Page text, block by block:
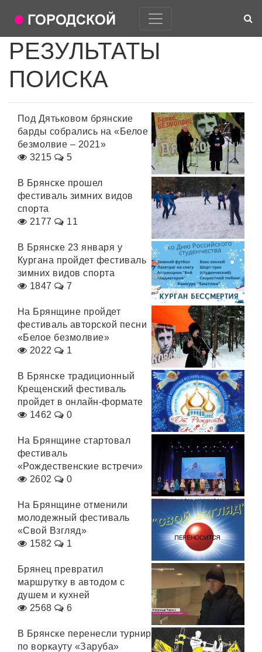
РЕЗУЛЬТАТЫ
ПОИСКА
Под Дятьковом брянские
барды собрались на «Белое
безмолвие – 2021»
3215
5
В Брянске прошел
фестиваль зимних видов
спорта
2177
11
В Брянске 23 января у
Кургана пройдет фестиваль
зимних видов спорта
1847
7
На Брянщине пройдет
фестиваль авторской песни
«Белое безмолвие»
2022
1
В Брянске традиционный
Крещенский фестиваль
пройдет в онлайн-формате
1462
0
На Брянщине стартовал
фестиваль
«Рождественские встречи»
2602
0
На Брянщине отменили
молодежный фестиваль
«Свой Взгляд»
1582
1
Брянец превратил
маршрутку в автодом с
душем и кухней
2568
6
В Брянске перенесли турнир
по воркауту «Заруба»